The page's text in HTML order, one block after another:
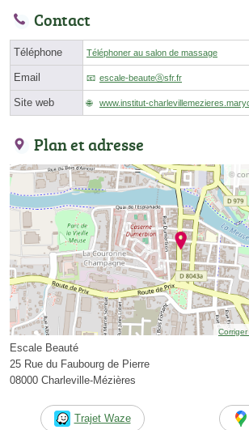
Contact
Téléphone Téléphoner au salon de massage
Email escale-beauteⓐsfr.fr
Site web www.institut-
Plan et adresse
©
Escale Beauté
25 Rue du Faubourg de Pierre
08000 Charleville-Mézières
Trajet Waze